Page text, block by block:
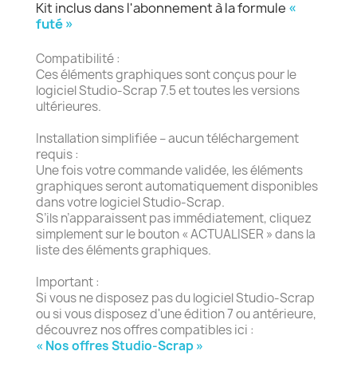
Kit inclus dans l'abonnement à la formule «
futé »
Compatibilité :
Ces éléments graphiques sont conçus pour le
logiciel Studio-Scrap 7.5 et toutes les versions
ultérieures.
Installation simplifiée – aucun téléchargement
requis :
Une fois votre commande validée, les éléments
graphiques seront automatiquement disponibles
dans votre logiciel Studio-Scrap.
S’ils n’apparaissent pas immédiatement, cliquez
simplement sur le bouton « ACTUALISER » dans la
liste des éléments graphiques.
Important :
Si vous ne disposez pas du logiciel Studio-Scrap
ou si vous disposez d'une édition 7 ou antérieure,
découvrez nos offres compatibles ici :
« Nos offres Studio-Scrap »